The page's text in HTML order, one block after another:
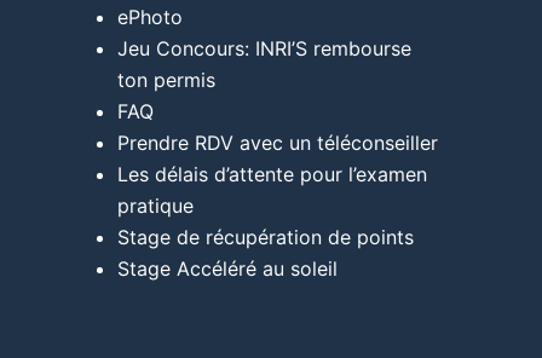
ePhoto
Jeu Concours: INRI’S rembourse
ton permis
FAQ
Prendre RDV avec un téléconseiller
Les délais d’attente pour l’examen
pratique
Stage de récupération de points
Stage Accéléré au soleil